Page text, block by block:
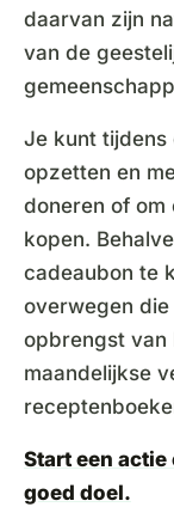
daarvan zijn
van de
Je kunt tijdens
opzetten en
doneren of om
kopen.
cadeaubon te
overwegen
opbrengst van
maandelijkse
Start een
goed doel.